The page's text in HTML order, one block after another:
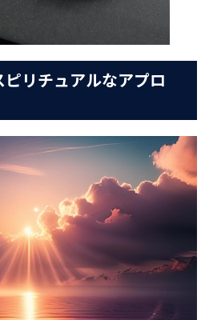
リチュアルなアプロ